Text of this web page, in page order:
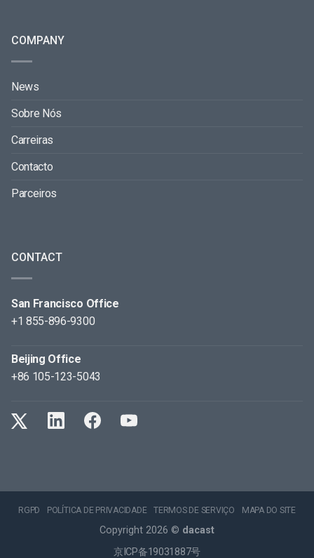
COMPANY
News
Sobre Nós
Carreiras
Contacto
Parceiros
CONTACT
San Francisco Office
+1 855-896-9300
Beijing Office
+86 105-123-5043
RGPD POLÍTICA DE PRIVACIDADE TERMOS DE SERVIÇO MAPA DO SITE
Copyright 2026 © dacast
京ICP备19031887号